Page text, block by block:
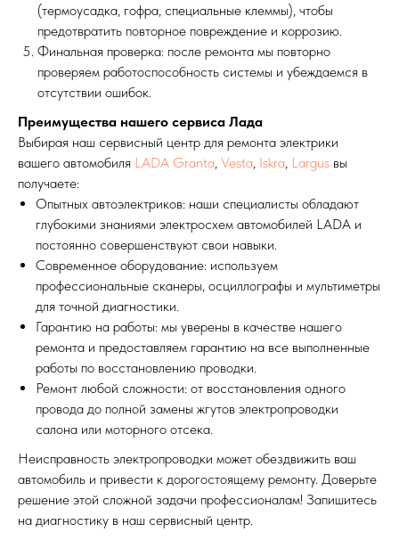
(термоусадка, гофра, специальные клеммы), чтобы
предотвратить повторное повреждение и коррозию.
Финальная проверка: после ремонта мы повторно
проверяем работоспособность системы и убеждаемся в
отсутствии ошибок.
Преимущества нашего сервиса Лада
Выбирая наш сервисный центр для ремонта электрики
вашего автомобиля LADA Granta Vesta Iskra Largus вы
получаете:
Опытных автоэлектриков: наши специалисты обладают
глубокими знаниями электросхем автомобилей LADA и
постоянно совершенствуют свои навыки.
Современное оборудование: используем
профессиональные сканеры, осциллографы и мультиметры
для точной диагностики.
Гарантию на работы: мы уверены в качестве нашего
ремонта и предоставляем гарантию на все выполненные
работы по восстановлению проводки.
Ремонт любой сложности: от восстановления одного
провода до полной замены жгутов электропроводки
салона или моторного отсека.
Неисправность электропроводки может обездвижить ваш
автомобиль и привести к дорогостоящему ремонту. Доверьте
решение этой сложной задачи профессионалам! Запишитесь
на диагностику в наш сервисный центр.